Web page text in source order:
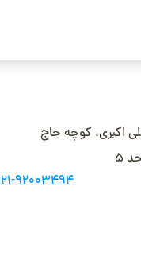
اکبری، کوچه حاج
92003494